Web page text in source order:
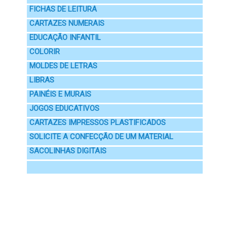
FICHAS DE LEITURA
CARTAZES NUMERAIS
EDUCAÇÃO INFANTIL
COLORIR
MOLDES DE LETRAS
LIBRAS
PAINÉIS E MURAIS
JOGOS EDUCATIVOS
CARTAZES IMPRESSOS PLASTIFICADOS
SOLICITE A CONFECÇÃO DE UM MATERIAL
SACOLINHAS DIGITAIS